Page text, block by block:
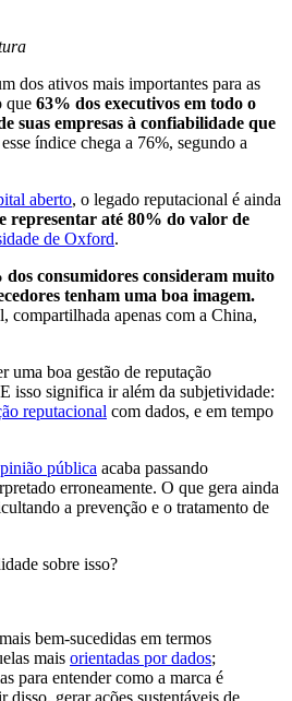
dos ativos mais importantes para as
que 63% dos executivos em todo o
suas empresas à confiabilidade que
índice chega a 76%, segundo a
aberto, o legado reputacional é ainda
representar até 80% do valor de
de Oxford.
dos consumidores consideram muito
tenham uma boa imagem.
compartilhada apenas com a China,
uma boa gestão de reputação
isso significa ir além da subjetividade:
reputacional com dados, e em tempo
pública acaba passando
erroneamente. O que gera ainda
a prevenção e o tratamento de
sobre isso?
bem-sucedidas em termos
mais orientadas por dados;
para entender como a marca é
disso, gerar ações sustentáveis de